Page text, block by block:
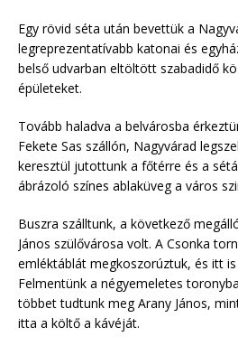
Egy rövid séta után bevettük a
legreprezentatívabb katonai és
belső udvarban eltöltött szabadidő
épületeket.
Tovább haladva a belvárosba
Fekete Sas szállón, Nagyvárad
keresztül jutottunk a főtérre és a
ábrázoló színes ablaküveg a város
Buszra szálltunk, a következő
János szülővárosa volt. A Csonka
emléktáblát megkoszorúztuk, és itt
Felmentünk a négyemeletes
többet tudtunk meg Arany János,
itta a költő a kávéját.